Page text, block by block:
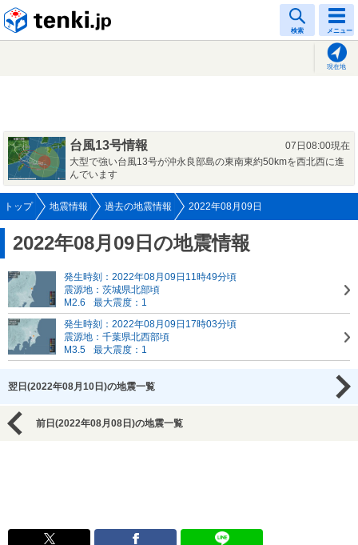
検索 メニュー
現在地
台風13号情報
07日08:00現在
大型で強い台風13号が沖永良部島の東南東約50kmを西北西に進
んでいます
トップ 地震情報 過去の地震情報 2022年08月09日
2022年08月09日の地震情報
発生時刻：2022年08月09日11時49分頃
震源地：茨城県北部頃
M2.6
最大震度：1
発生時刻：2022年08月09日17時03分頃
震源地：千葉県北西部頃
M3.5
最大震度：1
翌日(2022年08月10日)の地震一覧
前日(2022年08月08日)の地震一覧